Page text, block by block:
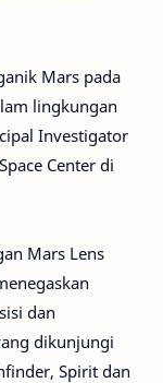
Mars pada
lingkungan
Investigator
Center di
Mars Lens
dan
dikunjungi
Spirit dan